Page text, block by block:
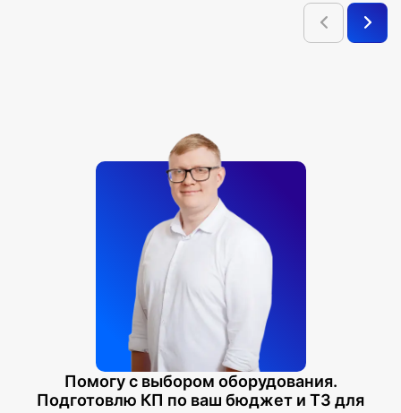
Помогу с выбором оборудования.
Подготовлю КП по ваш бюджет и ТЗ для